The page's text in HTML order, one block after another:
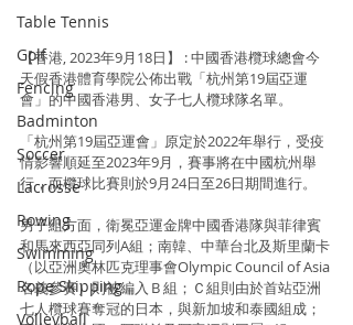
Table Tennis
Golf
Fencing
Badminton
Soccer
Lacrosse
Rowing
Swimming
Rope Skipping
Volleyball
【香港, 2023年9月18日】 : 中國香港欖球總會今
天假香港體育學院公佈出戰「杭州第19屆亞運
會」的中國香港男、女子七人欖球隊名單。
「杭州第19屆亞運會」原定於2022年舉行，受疫
情影響順延至2023年9月，賽事將在中國杭州舉
行，而欖球比賽則於9月24日至26日期間進行。
男子組方面，衛冕亞運金牌中國香港隊與菲律賓
和馬來西亞同列A組；南韓、中華台北及斯里蘭卡
（以亞洲奧林匹克理事會Olympic Council of Asia
名義參賽）則被編入Ｂ組；Ｃ組則由於首站亞洲
七人欖球賽奪冠的日本，與新加坡和泰國組成；